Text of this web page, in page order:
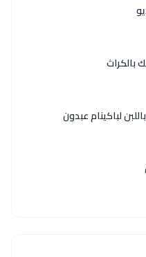
لباكينام عبدون